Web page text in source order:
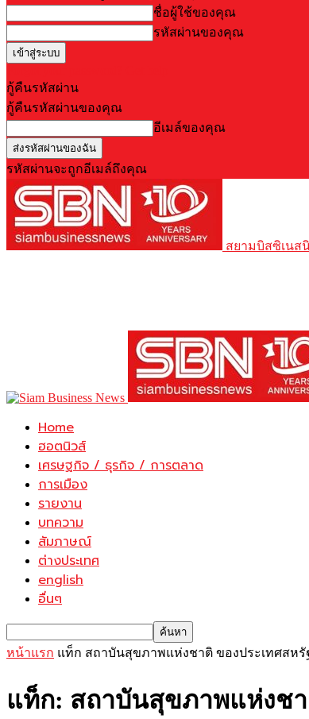
ชื่อผู้ใช้ของคุณ
รหัสผ่านของคุณ
กู้คืนรหัสผ่าน
กู้คืนรหัสผ่านของคุณ
อีเมล์ของคุณ
รหัสผ่านจะถูกอีเมล์ถึงคุณ
สยามบิสซิเนส
Home
ฮอตนิวส์
เศรษฐกิจ / ธุรกิจ / การตลาด
การเมือง
รายงาน
บทความ
สัมภาษณ์
ต่างประเทศ
english
อื่นๆ
หน้าแรก แท็ก สถาบันสุขภาพแห่งชาติ ของประเทศสหรั
แท็ก: สถาบันสุขภาพแห่งชา